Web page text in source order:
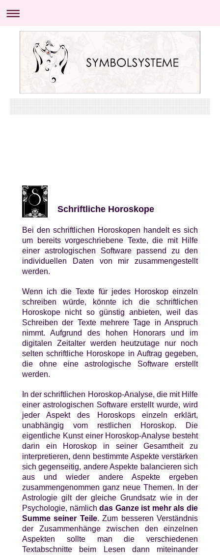
Schriftliche Horoskope
Bei den schriftlichen Horoskopen handelt es sich
um bereits vorgeschriebene Texte, die mit Hilfe
einer astrologischen Software
passend zu den
individuellen Daten
von mir zusammengestellt
werden.
Wenn ich die Texte für jedes Horoskop einzeln
schreiben würde, könnte ich die schriftlichen
Horoskope nicht so günstig anbieten, weil das
Schreiben der Texte mehrere Tage in Anspruch
nimmt. Aufgrund des hohen Honorars und im
digitalen Zeitalter werden heutzutage nur noch
selten schriftliche Horoskope in Auftrag gegeben,
die ohne eine astrologische Software erstellt
werden.
In der schriftlichen Horoskop-Analyse, die mit Hilfe
einer astrologischen Software erstellt wurde, wird
jeder Aspekt des Horoskops einzeln erklärt,
unabhängig vom restlichen Horoskop. Die
eigentliche Kunst einer Horoskop-Analyse besteht
darin ein Horoskop in seiner Gesamtheit zu
interpretieren, denn bestimmte Aspekte verstärken
sich gegenseitig, andere Aspekte balancieren sich
aus und wieder andere Aspekte ergeben
zusammengenommen ganz neue Themen. In der
Astrologie gilt der gleiche Grundsatz wie in der
Psychologie, nämlichdas Ganze ist mehr als die
Summe seiner Teile. Zum besseren Verständnis
der Zusammenhänge zwischen den einzelnen
Aspekten sollte man die verschiedenen
Textabschnitte beim Lesen dann miteinander